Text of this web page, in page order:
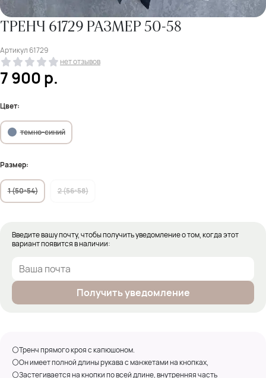
ТРЕНЧ 61729 РАЗМЕР 50-58
Артикул 61729
нет отзывов
7 900р.
Цвет:
темно-синий
Размер:
1 (50-54) 2 (56-58)
Введите вашу почту, чтобы получить уведомление о том, когда этот
вариант появится в наличии:
Получить уведомление
⚪Тренч прямого кроя с капюшоном.
⚪Он имеет полной длины рукава с манжетами на кнопках,
⚪Застегивается на кнопки по всей длине, внутренняя часть